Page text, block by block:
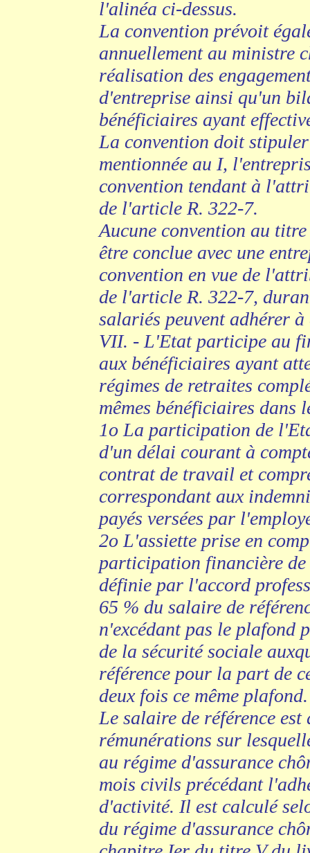
l'alinéa ci-dessus.
La convention prévoit
annuellement au ministre
réalisation des
d'entreprise ainsi qu'un
bénéficiaires ayant
La convention doit
mentionnée au I,
convention tendant à
de l'article R. 322-7.
Aucune convention au
être conclue avec une
convention en vue de
de l'article R. 322-7,
salariés peuvent adhérer
VII. - L'Etat participe au
aux bénéficiaires ayant
régimes de retraites
mêmes bénéficiaires dans
1o La participation de
d'un délai courant à
contrat de travail et
correspondant aux
payés versées par
2o L'assiette prise en
participation financière
définie par l'accord
65 % du salaire de
n'excédant pas le plafond
de la sécurité sociale
référence pour la part de
deux fois ce même plafond.
Le salaire de référence
rémunérations sur
au régime d'assurance
mois civils précédant
d'activité. Il est calculé
du régime d'assurance